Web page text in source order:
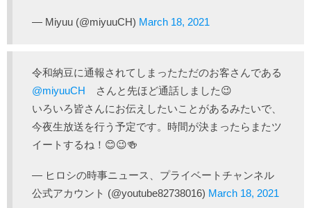
— Miyuu (@miyuuCH) March 18, 2021
令和納豆に通報されてしまったただのお客さんである
@miyuuCH さんと先ほど通話しました😉
いろいろ皆さんにお伝えしたいことがあるみたいで、
今夜生放送を行う予定です。時間が決まったらまたツ
イートするね！😊😉🍻
— ヒロシの時事ニュース、プライベートチャンネル
公式アカウント (@youtube82738016) March 18, 2021